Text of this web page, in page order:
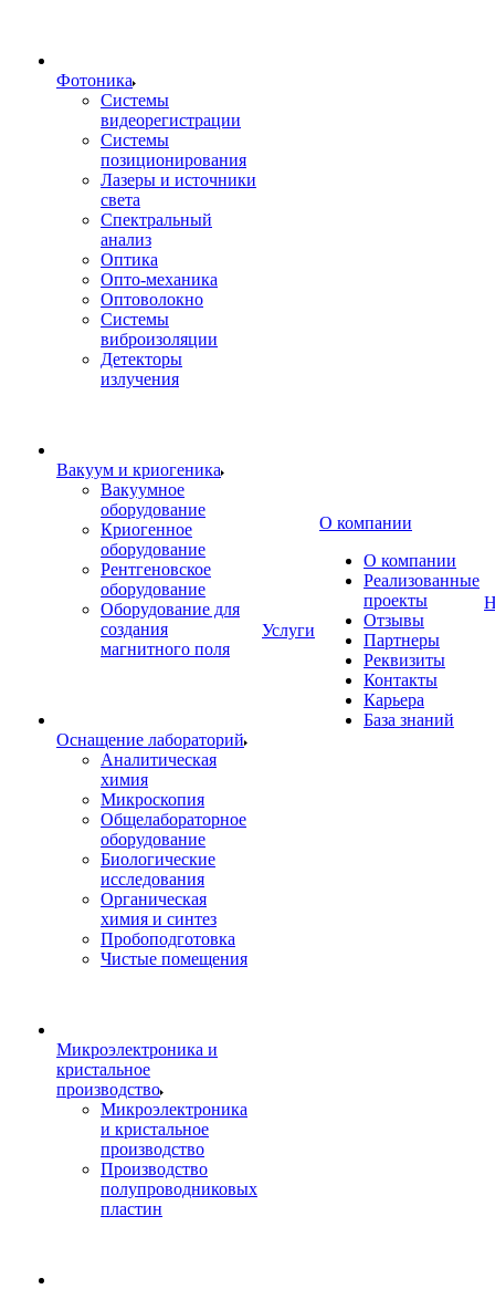
Фотоника
Cистемы
видеорегистрации
Системы
позиционирования
Лазеры и источники
света
Спектральный
анализ
Оптика
Опто-механика
Оптоволокно
Системы
виброизоляции
Детекторы
излучения
Вакуум и криогеника
Вакуумное
оборудование
Криогенное
оборудование
Рентгеновское
оборудование
Оборудование для
создания
магнитного поля
Оснащение лабораторий
Аналитическая
химия
Микроскопия
Общелабораторное
оборудование
Биологические
исследования
Органическая
химия и синтез
Пробоподготовка
Чистые помещения
Микроэлектроника и
кристальное
производство
Микроэлектроника
и кристальное
производство
Производство
полупроводниковых
пластин
Услуги
О компании
О компании
Реализованные
проекты
Отзывы
Партнеры
Реквизиты
Контакты
Карьера
База знаний